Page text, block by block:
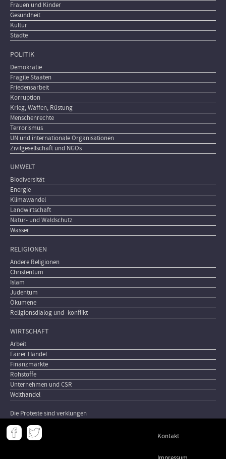
Frauen und Kinder
Gesundheit
Kultur
Städte
POLITIK
Demokratie
Fragile Staaten
Friedensarbeit
Korruption
Krieg, Waffen, Rüstung
Menschenrechte
Terrorismus
UN und internationale Organisationen
Zivilgesellschaft und NGOs
UMWELT
Biodiversität
Energie
Klimawandel
Landwirtschaft
Natur- und Waldschutz
Wasser
RELIGIONEN
Andere Religionen
Christentum
Islam
Judentum
Ökumene
Religionsdialog und -konflikt
WIRTSCHAFT
Arbeit
Fairer Handel
Finanzmärkte
Rohstoffe
Unternehmen und CSR
Welthandel
Die Proteste sind verklungen
Meta
- Kontakt